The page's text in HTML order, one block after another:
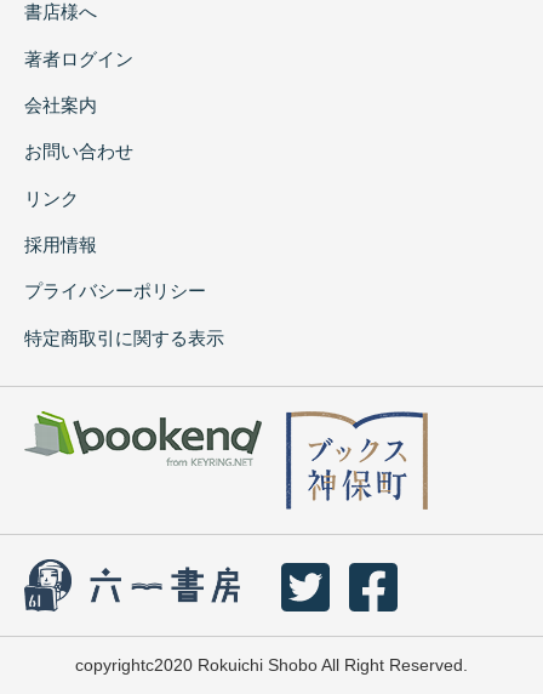
書店様へ
著者ログイン
会社案内
お問い合わせ
リンク
採用情報
プライバシーポリシー
特定商取引に関する表示
copyrightc2020 Rokuichi Shobo All Right Reserved.